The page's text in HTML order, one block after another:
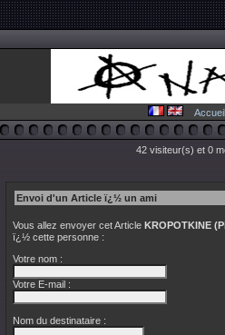
Accueil
42 visiteur(s) et 0
Envoi d'un Article ï¿½ un ami
Vous allez envoyer cet Article KROPOTKINE
ï¿½ cette personne :
Votre nom :
Votre E-mail :
Nom du destinataire :